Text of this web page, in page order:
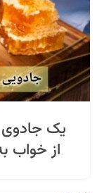
یک جادوی
از خواب